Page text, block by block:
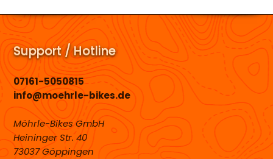
Support / Hotline
07161-5050815
info@moehrle-bikes.de
Möhrle-Bikes GmbH
Heininger Str. 40
73037 Göppingen